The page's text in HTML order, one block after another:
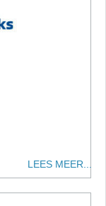
LEES MEER...